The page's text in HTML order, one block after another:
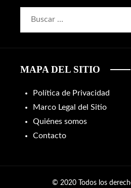
MAPA DEL SITIO
Política de Privacidad
Marco Legal del Sitio
Quiénes somos
Contacto
© 2020 Todos los